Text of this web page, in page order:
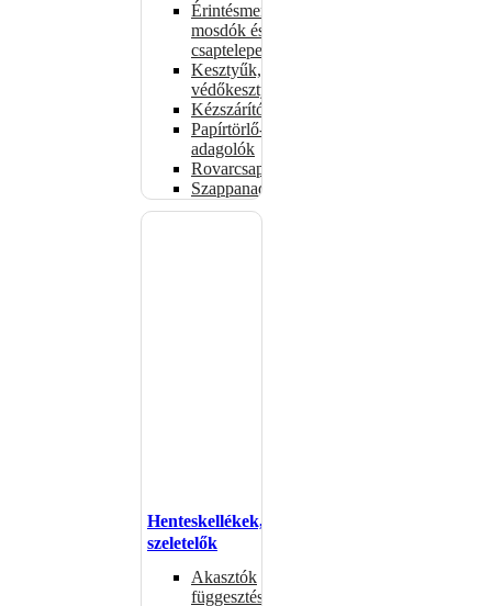
Érintésmentes
mosdók és
csaptelepek
Kesztyűk,
védőkesztyűk
Kézszárítók
Papírtörlő-
adagolók
Rovarcsapdák
Szappanadagolók
Henteskellékek,
szeletelők
Akasztók
függesztéshez